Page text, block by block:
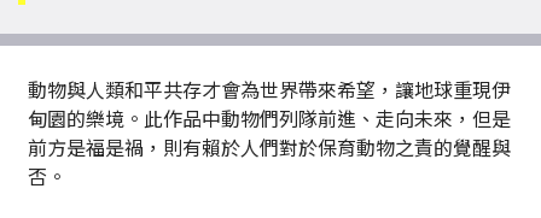
動物與人類和平共存才會為世界帶來希望，讓地球重現伊
甸園的樂境。此作品中動物們列隊前進、走向未來，但是
前方是福是禍，則有賴於人們對於保育動物之責的覺醒與
否。